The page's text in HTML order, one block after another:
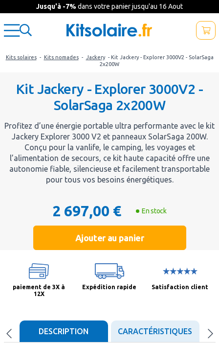
Jusqu'à -7% dans votre panier jusqu'au 16 Aout
Kits solaires- Kits nomades- Jackery- Kit Jackery - Explorer 3000V2 - SolarSaga
2x200W
Kit Jackery - Explorer 3000V2 -
SolarSaga 2x200W
Profitez d’une énergie portable ultra performante avec le kit
Jackery Explorer 3000 V2 et panneaux SolarSaga 200W.
Conçu pour la vanlife, le camping, les voyages et
l’alimentation de secours, ce kit haute capacité offre une
autonomie fiable, silencieuse et facilement transportable
pour tous vos besoins énergétiques.
2 697,00 € En stock
Ajouter au panier
paiement de 3X à
12X
Expédition rapide Satisfaction client
DESCRIPTION CARACTÉRISTIQUES